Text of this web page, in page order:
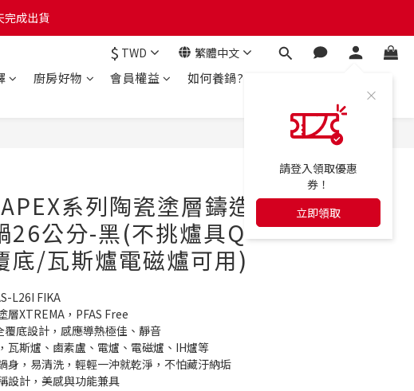
完成出貨
完成出貨
成出貨
$ TWD 繁體中文
請登入領取優惠
券！
立即領取
廚房好物 會員權益 如何養鍋?
系列陶瓷塗層鑄造
26公分-黑(不挑爐具Q
底/瓦斯爐電磁爐可用)
L26I FIKA
XTREMA，PFAS Free
底設計，感應導熱極佳、靜音
瓦斯爐、鹵素盧、電爐、電磁爐、IH爐等
身，易清洗，輕輕一沖就乾淨，不怕藏汙納垢
設計，美感與功能兼具